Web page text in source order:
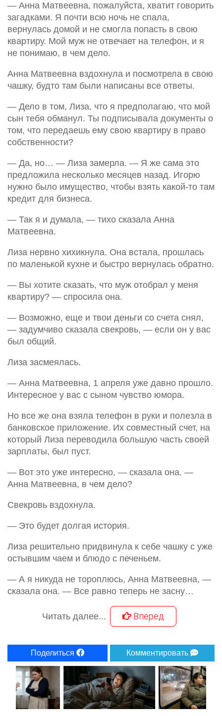
— Анна Матвеевна, пожалуйста, хватит говорить
загадками. Я почти всю ночь не спала,
вернулась домой и не смогла попасть в свою
квартиру. Мой муж не отвечает на телефон, и я
не понимаю, в чем дело.
Анна Матвеевна вздохнула и посмотрела в свою
чашку, будто там были написаны все ответы.
— Дело в том, Лиза, что я предполагаю, что мой
сын тебя обманул. Ты подписывала документы о
том, что передаешь ему свою квартиру в право
собственности?
— Да, но… — Лиза замерла. — Я же сама это
предложила несколько месяцев назад. Игорю
нужно было имущество, чтобы взять какой-то там
кредит для бизнеса.
— Так я и думала, — тихо сказала Анна
Матвеевна.
Лиза нервно хихикнула. Она встала, прошлась
по маленькой кухне и быстро вернулась обратно.
— Вы хотите сказать, что муж отобрал у меня
квартиру? — спросила она.
— Возможно, еще и твои деньги со счета снял,
— задумчиво сказала свекровь, — если он у вас
был общий.
Лиза засмеялась.
— Анна Матвеевна, 1 апреля уже давно прошло.
Интересное у вас с сыном чувство юмора.
Но все же она взяла телефон в руки и полезла в
банковское приложение. Их совместный счет, на
который Лиза переводила большую часть своей
зарплаты, был пуст.
— Вот это уже интересно, — сказала она. —
Анна Матвеевна, в чем дело?
Свекровь вздохнула.
— Это будет долгая история.
Лиза решительно придвинула к себе чашку с уже
остывшим чаем и блюдо с печеньем.
— А я никуда не тороплюсь, Анна Матвеевна, —
сказала она. — Все равно теперь не засну…
Читать далее... Вперед
Поделиться Комментировать